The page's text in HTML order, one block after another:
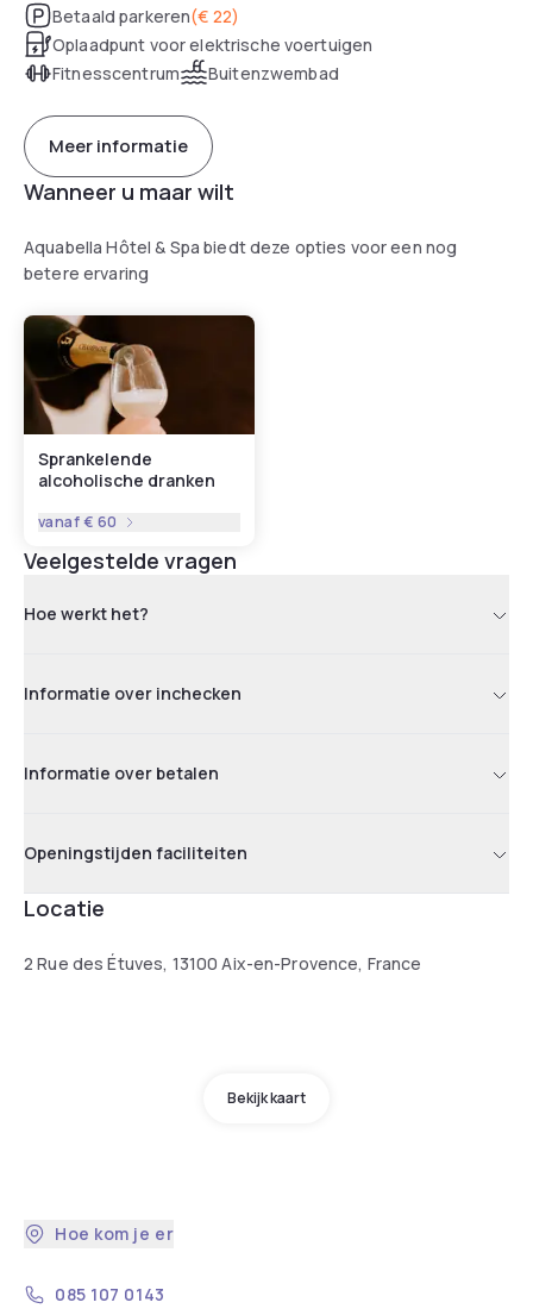
Betaald parkeren(€ 22)
Oplaadpunt voor elektrische voertuigen
Fitnesscentrum
Buitenzwembad
Meer informatie
Wanneer u maar wilt
Aquabella Hôtel & Spa biedt deze opties voor een nog
betere ervaring
Sprankelende
alcoholische dranken
vanaf€ 60
Veelgestelde vragen
Hoe werkt het?
Informatie over inchecken
Informatie over betalen
Openingstijden faciliteiten
Locatie
2 Rue des Étuves, 13100 Aix-en-Provence, France
Bekijk kaart
Hoe kom je er
085 107 0143